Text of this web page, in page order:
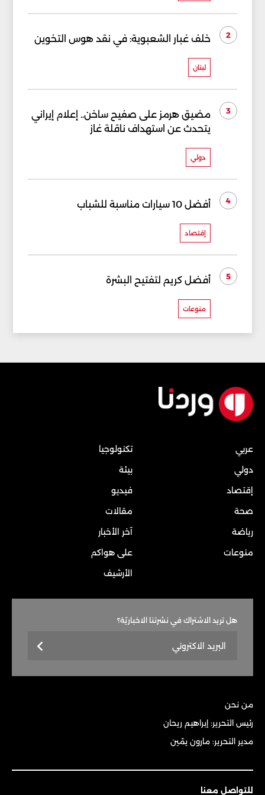
2 خلف غبار الشعبوية: في نقد هوس التخوين
لبنان
3
مضيق هرمز على صفيح ساخن.. إعلام إيراني
يتحدث عن استهداف ناقلة غاز
دولي
4 أفضل 10 سيارات مناسبة للشباب
إقتصاد
5 أفضل كريم لتفتيح البشرة
منوعات
عربي
دولي
إقتصاد
صحة
رياضة
منوعات
تكنولوجيا
بيئة
فيديو
مقالات
آخر الأخبار
على هواكم
الأرشيف
هل تريد الاشتراك في نشرتنا الاخباريّة؟
من نحن
رئيس التحرير: إبراهيم ريحان
مدير التحرير: مارون يمّين
للتواصل معنا